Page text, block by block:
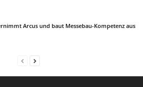
Arcus und baut Messebau-Kompetenz aus